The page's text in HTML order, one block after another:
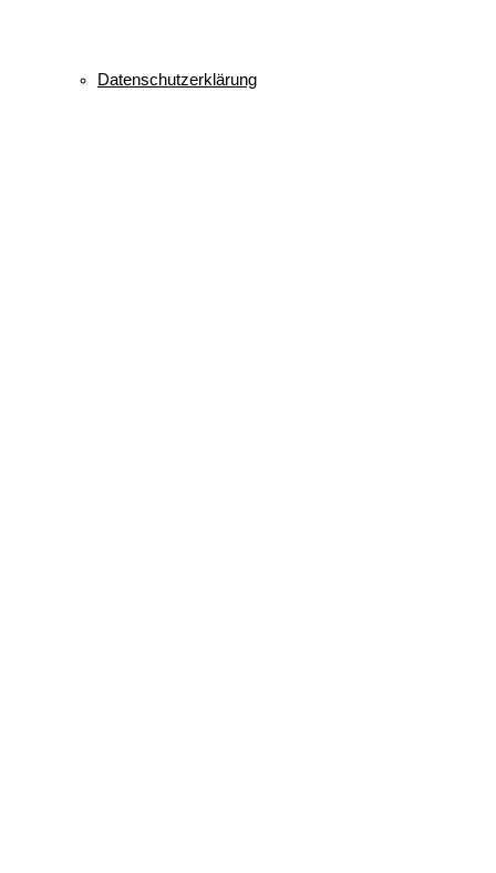
Datenschutzerklärung